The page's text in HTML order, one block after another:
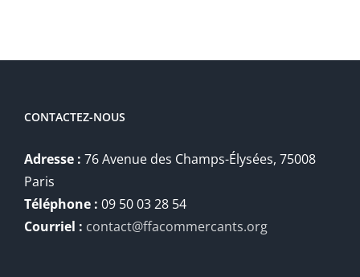
CONTACTEZ-NOUS
Adresse : 76 Avenue des Champs-Élysées, 75008
Paris
Téléphone : 09 50 03 28 54
Courriel : contact@ffacommercants.org